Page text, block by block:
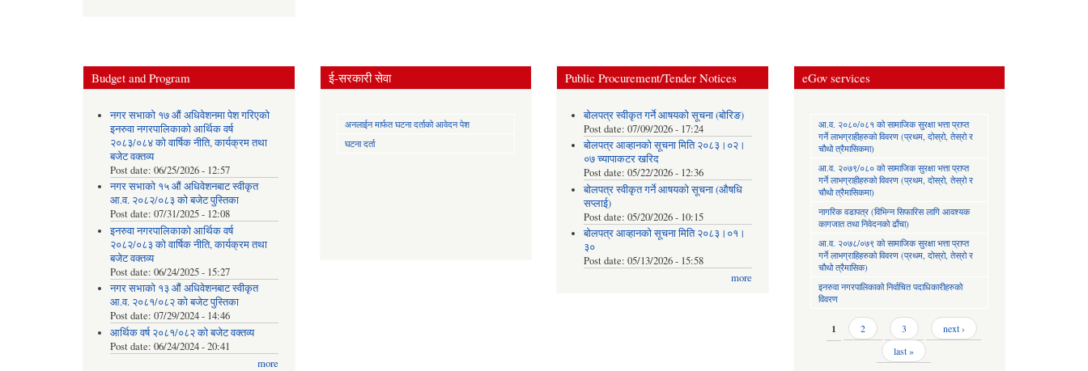
Budget and Program
नगर सभाको १७ औं अधिवेशनमा पेश गरिएको
इनरुवा नगरपालिकाको आर्थिक वर्ष
२०८३/०८४ को वार्षिक नीति, कार्यक्रम तथा
बजेट वक्तव्य
Post date: 06/25/2026 - 12:57
नगर सभाको १५ औं अधिवेशनबाट स्वीकृत
आ.व. २०८२/०८३ को बजेट पुस्तिका
Post date: 07/31/2025 - 12:08
इनरुवा नगरपालिकाको आर्थिक वर्ष
२०८२/०८३ को वार्षिक नीति, कार्यक्रम तथा
बजेट वक्तव्य
Post date: 06/24/2025 - 15:27
नगर सभाको १३ औं अधिवेशनबाट स्वीकृत
आ.व. २०८१/०८२ को बजेट पुस्तिका
Post date: 07/29/2024 - 14:46
आर्थिक वर्ष २०८१/०८२ को बजेट वक्तव्य
Post date: 06/24/2024 - 20:41
more
ई-सरकारी सेवा
अनलाईन मार्फत घटना दर्ताको आवेदन पेश
घटना दर्ता
Public Procurement/Tender Notices
बोलपत्र स्वीकृत गर्ने आषयको सूचना (बोरिङ)
Post date: 07/09/2026 - 17:24
बोलपत्र आव्हानको सूचना मिति २०८३।०२।
०७ च्यापाकटर खरिद
Post date: 05/22/2026 - 12:36
बोलपत्र स्वीकृत गर्ने आषयको सूचना (औषधि
सप्लाई)
Post date: 05/20/2026 - 10:15
बोलपत्र आव्हानको सूचना मिति २०८३।०१।
३०
Post date: 05/13/2026 - 15:58
more
eGov services
आ.व. २०८०/०८१ को सामाजिक सुरक्षा भत्ता प्राप्त
गर्ने लाभग्राहीहरुको विवरण (प्रथम, दोस्रो, तेस्रो र
चौथो त्रैमासिकमा)
आ.व. २०७९/०८० को सामाजिक सुरक्षा भत्ता प्राप्त
गर्ने लाभग्राहीहरुको विवरण (प्रथम, दोस्रो, तेस्रो र
चौथो त्रैमासिकमा)
नागरिक वडापत्र (विभिन्न सिफारिस लागि आवश्यक
कागजात तथा निवेदनको ढाँचा)
आ.व. २०७८/०७९ को सामाजिक सुरक्षा भत्ता प्राप्त
गर्ने लाभग्राहिहरुको विवरण (प्रथम, दोस्रो, तेस्रो र
चौथो त्रैमासिक)
इनरुवा नगरपालिकाको निर्वाचित पदाधिकारीहरुको
विवरण
Pages
1 2 3
next ›
last »